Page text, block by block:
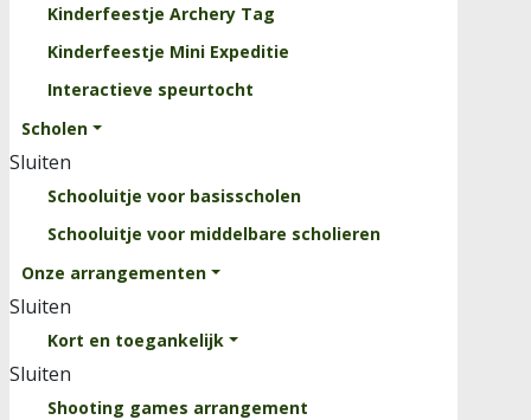
Over ons
Sluiten
Kinderparcours
Professionele Survivalbaan
Krachttrainingsrek
Waterbak
Vacatures
Contact
Kinderfeestje Archery Tag
Kinderfeestje Mini Expeditie
Interactieve speurtocht
Scholen
Sluiten
Schooluitje voor basisscholen
Schooluitje voor middelbare scholieren
Onze arrangementen
Sluiten
Kort en toegankelijk
Sluiten
Shooting games arrangement